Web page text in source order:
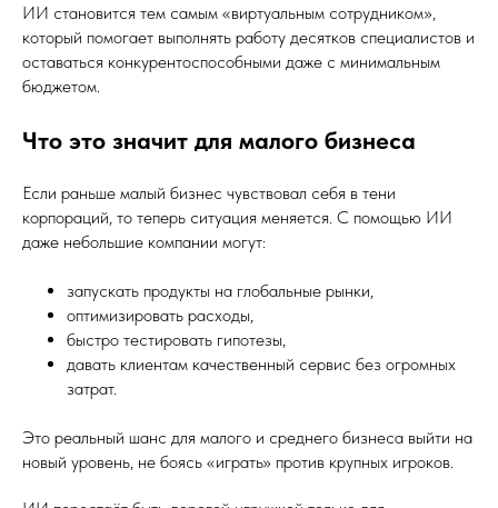
ИИ становится тем самым «виртуальным сотрудником»,
который помогает выполнять работу десятков специалистов и
оставаться конкурентоспособными даже с минимальным
бюджетом.
Что это значит для малого бизнеса
Если раньше малый бизнес чувствовал себя в тени
корпораций, то теперь ситуация меняется. С помощью ИИ
даже небольшие компании могут:
запускать продукты на глобальные рынки,
оптимизировать расходы,
быстро тестировать гипотезы,
давать клиентам качественный сервис без огромных
затрат.
Это реальный шанс для малого и среднего бизнеса выйти на
новый уровень, не боясь «играть» против крупных игроков.